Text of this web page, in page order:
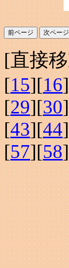
[直接
[15][16
[29][30
[43][44
[57][58